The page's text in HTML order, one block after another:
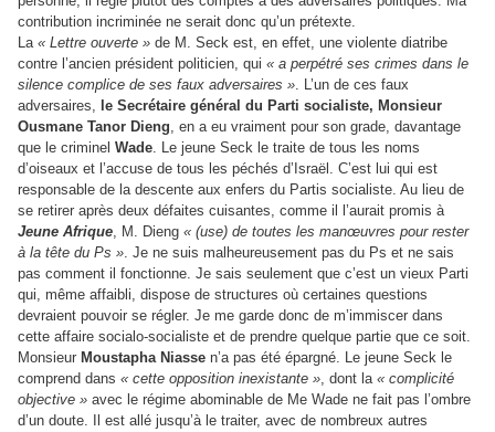
contribution incriminée ne serait donc qu’un prétexte.
La « Lettre ouverte » de M. Seck est, en effet, une violente diatribe
contre l’ancien président politicien, qui « a perpétré ses crimes dans le
silence complice de ses faux adversaires ». L’un de ces faux
adversaires, le Secrétaire général du Parti socialiste, Monsieur
Ousmane Tanor Dieng, en a eu vraiment pour son grade, davantage
que le criminel Wade. Le jeune Seck le traite de tous les noms
d’oiseaux et l’accuse de tous les péchés d’Israël. C’est lui qui est
responsable de la descente aux enfers du Partis socialiste. Au lieu de
se retirer après deux défaites cuisantes, comme il l’aurait promis à
Jeune Afrique, M. Dieng « (use) de toutes les manœuvres pour rester
à la tête du Ps ». Je ne suis malheureusement pas du Ps et ne sais
pas comment il fonctionne. Je sais seulement que c’est un vieux Parti
qui, même affaibli, dispose de structures où certaines questions
devraient pouvoir se régler. Je me garde donc de m’immiscer dans
cette affaire socialo-socialiste et de prendre quelque partie que ce soit.
Monsieur Moustapha Niasse n’a pas été épargné. Le jeune Seck le
comprend dans « cette opposition inexistante », dont la « complicité
objective » avec le régime abominable de Me Wade ne fait pas l’ombre
d’un doute. Il est allé jusqu’à le traiter, avec de nombreux autres